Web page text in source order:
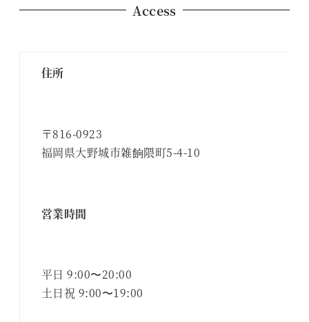
Access
住所
〒816-0923
福岡県大野城市雑餉隈町5-4-10
営業時間
平日 9:00〜20:00
土日祝 9:00〜19:00